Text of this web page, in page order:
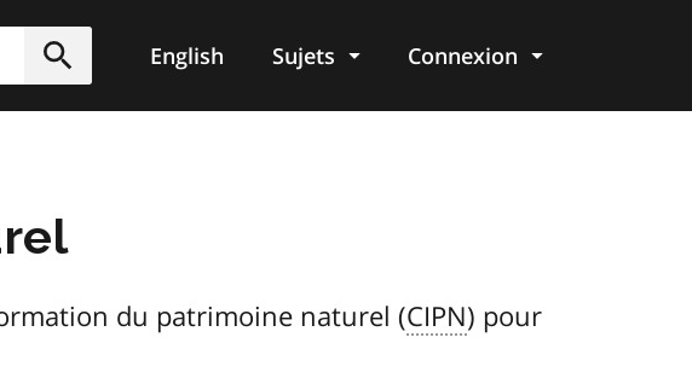
Soumettre
English Sujets Connexion
du patrimoine naturel (CIPN) pour